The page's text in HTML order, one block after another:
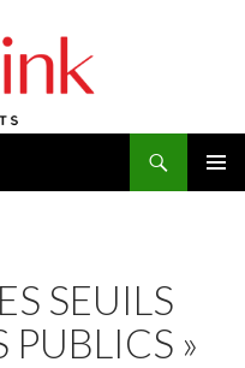
SEUILS
PUBLICS »